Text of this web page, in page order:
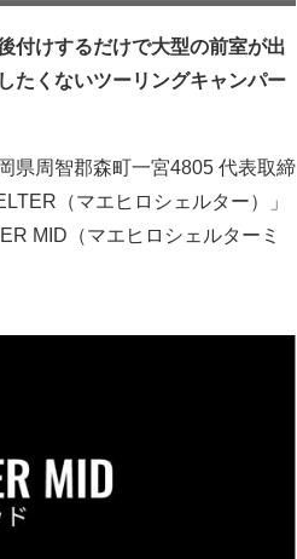
付けするだけで大型の前室が出
たくないツーリングキャンパー
県周智郡森町一宮4805 代表取締
（マエヒロシェルター）」
MID（マエヒロシェルターミ